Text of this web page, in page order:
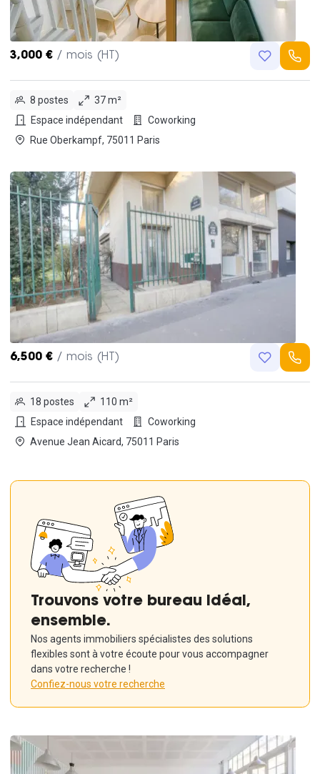
3,000 € / mois (HT)
8 postes
37 m²
Espace indépendant
Coworking
Rue Oberkampf, 75011 Paris
6,500 € / mois (HT)
18 postes
110 m²
Espace indépendant
Coworking
Avenue Jean Aicard, 75011 Paris
Trouvons votre bureau idéal,
ensemble.
Nos agents immobiliers spécialistes des solutions
flexibles sont à votre écoute pour vous accompagner
dans votre recherche !
Confiez-nous votre recherche